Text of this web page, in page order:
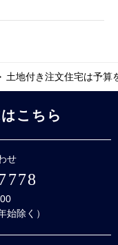
土地付き注文住宅は予算
こちら
せ
始除く）